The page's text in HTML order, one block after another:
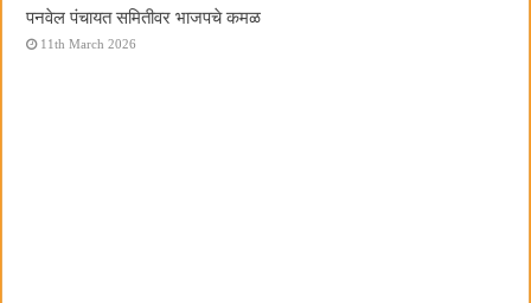
पनवेल पंचायत समितीवर भाजपचे कमळ
11th March 2026